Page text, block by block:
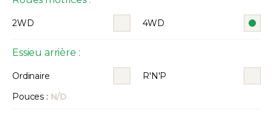
2WD 4WD
Essieu arrière :
Ordinaire
R'N'P
Pouces : N/D